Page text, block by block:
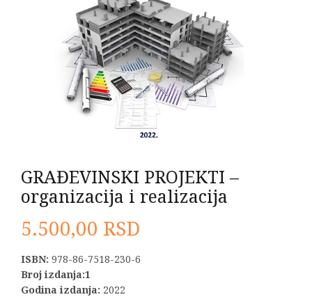
GRAĐEVINSKI PROJEKTI –
organizacija i realizacija
5.500,00 RSD
ISBN: 978-86-7518-230-6
Broj izdanja:1
Godina izdanja: 2022